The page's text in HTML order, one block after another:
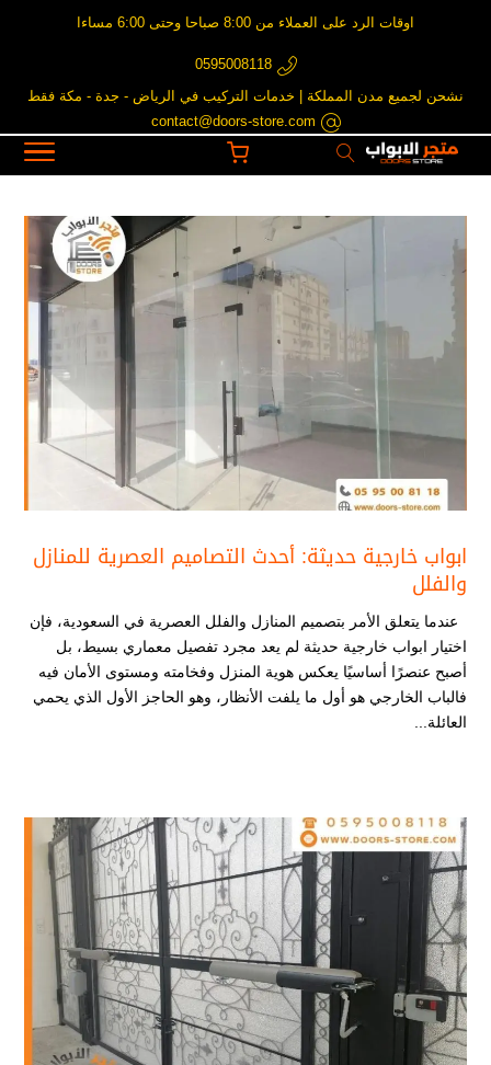
اوقات الرد على العملاء من 8:00 صباحا وحتى 6:00 مساءا
0595008118
نشحن لجميع مدن المملكة | خدمات التركيب في الرياض - جدة - مكة فقط
contact@doors-store.com
ابواب خارجية حديثة​: أحدث التصاميم العصرية للمنازل
والفلل
عندما يتعلق الأمر بتصميم المنازل والفلل العصرية في السعودية، فإن
اختيار ابواب خارجية حديثة​ لم يعد مجرد تفصيل معماري بسيط، بل
أصبح عنصرًا أساسيًا يعكس هوية المنزل وفخامته ومستوى الأمان فيه
فالباب الخارجي هو أول ما يلفت الأنظار، وهو الحاجز الأول الذي يحمي
العائلة...